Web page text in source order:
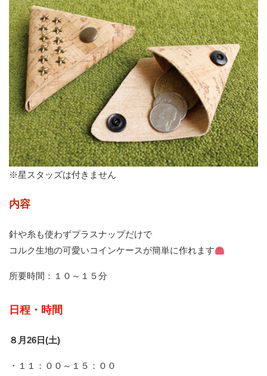
※星スタッズは付きません
内容
針や糸も使わずプラスナップだけで
コルク生地の可愛いコインケースが簡単に作れます
所要時間：１０～１５分
日程・時間
８月26日(土)
・１１：００～１５：００